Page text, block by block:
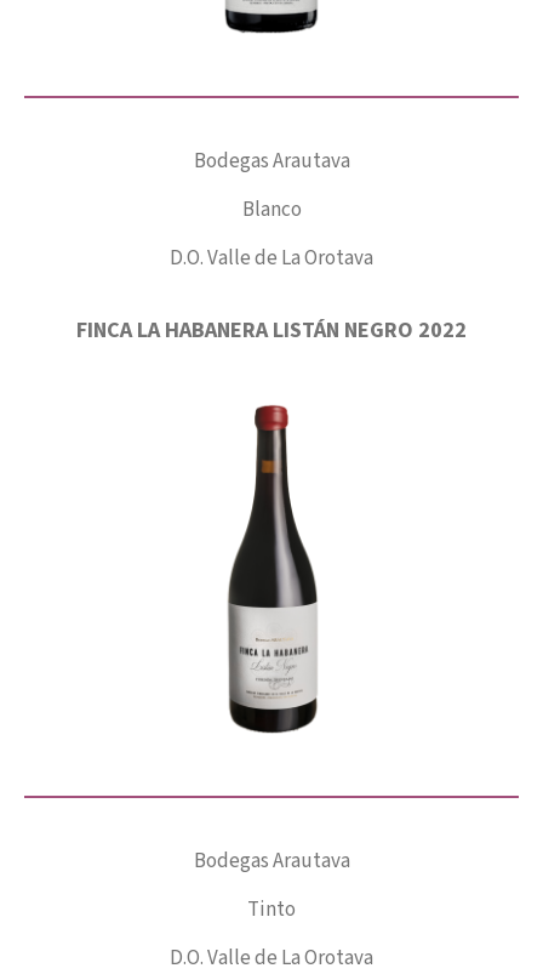
Bodegas Arautava
Blanco
D.O. Valle de La Orotava
FINCA LA HABANERA LISTÁN NEGRO 2022
Bodegas Arautava
Tinto
D.O. Valle de La Orotava